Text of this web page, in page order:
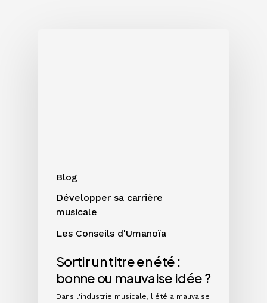
Blog
Développer sa carrière
musicale
Les Conseils d'Umanoïa
Sortir un titre en été :
bonne ou mauvaise idée ?
Dans l'industrie musicale, l'été a mauvaise